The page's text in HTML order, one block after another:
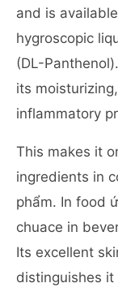
and is
hygroscopic
(DL-
its
inflammatory
This makes it
ingredients in
phẩm. In food
chuace in
Its excellent
distinguishes